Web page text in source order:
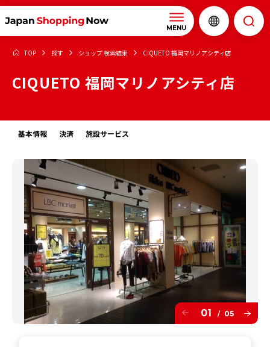
MENU
TOP 探す ショップ 検索結果 CIQUETO 福岡マリノアシティ店
CIQUETO 福岡マリノアシティ店
基本情報 決済 施設サービス
01 / 05